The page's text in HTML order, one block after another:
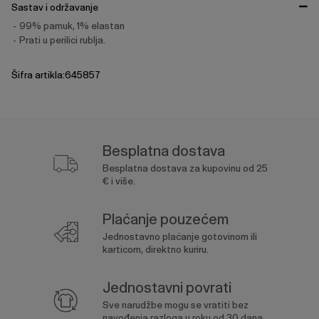
Sastav i održavanje
99% pamuk, 1% elastan
Prati u perilici rublja.
Šifra artikla:645857
Besplatna dostava
Besplatna dostava za kupovinu od 25
€ i više.
Plaćanje pouzećem
Jednostavno plaćanje gotovinom ili
karticom, direktno kuriru.
Jednostavni povrati
Sve narudžbe mogu se vratiti bez